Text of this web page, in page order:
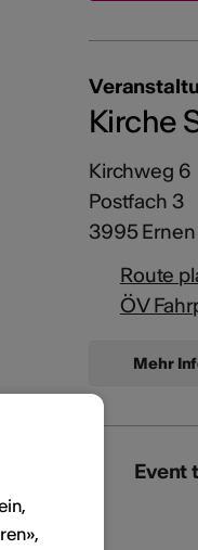
Kirche
Kirchweg 6
Postfach 3
3995 Ernen
Route
ÖV
Mehr
Event